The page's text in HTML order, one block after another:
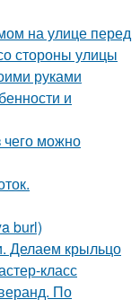
на улице перед
стороны улицы
руками
и
чего можно
burl)
Делаем крыльцо
класс
По